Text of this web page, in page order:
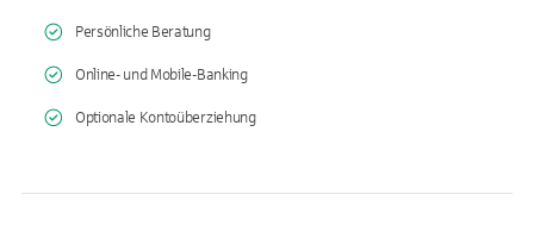
Persönliche Beratung
Online- und Mobile-Banking
Optionale Kontoüberziehung